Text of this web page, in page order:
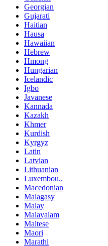
Georgian
Gujarati
Haitian
Hausa
Hawaiian
Hebrew
Hmong
Hungarian
Icelandic
Igbo
Javanese
Kannada
Kazakh
Khmer
Kurdish
Kyrgyz
Latin
Latvian
Lithuanian
Luxembou..
Macedonian
Malagasy
Malay
Malayalam
Maltese
Maori
Marathi